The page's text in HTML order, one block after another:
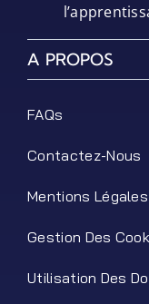
A PROPOS
FAQs
Contactez-Nous
Mentions Légales
Gestion Des
Utilisation Des